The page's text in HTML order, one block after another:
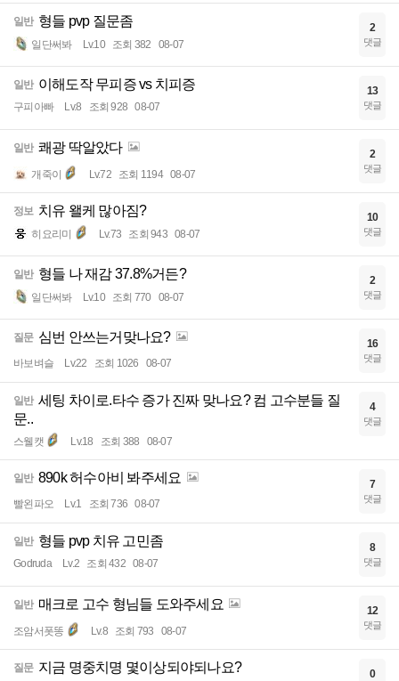
일반 형들 pvp 질문좀
일단써봐 Lv.10 조회 382 08-07
2
댓글
일반 이해도작 무피증 vs 치피증
구피아빠 Lv.8 조회 928 08-07
13
댓글
일반 쾌광 딱알았다
개죽이 Lv.72 조회 1194 08-07
2
댓글
정보 치유 왤케 많아짐?
히요리미 Lv.73 조회 943 08-07
10
댓글
일반 형들 나 재감 37.8%거든?
일단써봐 Lv.10 조회 770 08-07
2
댓글
질문 심번 안쓰는거맞나요?
바보벼슬 Lv.22 조회 1026 08-07
16
댓글
일반 세팅 차이로.타수 증가 진짜 맞나요? 컴 고수분들 질
문..
스웰캣 Lv.18 조회 388 08-07
4
댓글
일반 890k 허수아비 봐주세요
빨왼파오 Lv.1 조회 736 08-07
7
댓글
일반 형들 pvp 치유 고민좀
Godruda Lv.2 조회 432 08-07
8
댓글
일반 매크로 고수 형님들 도와주세요
조암서폿똥 Lv.8 조회 793 08-07
12
댓글
질문 지금 명중치명 몇이상되야되나요? 0